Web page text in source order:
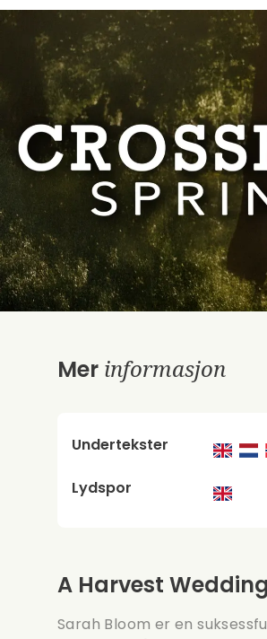
Mer informasjon
Undertekster
Lydspor
A Harvest Wedding
Sarah Bloom er en